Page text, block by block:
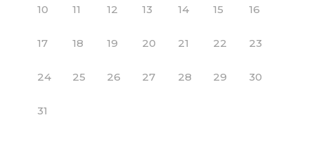
10 11 12 13 14 15 16
17 18 19 20 21 22 23
24 25 26 27 28 29 30
31